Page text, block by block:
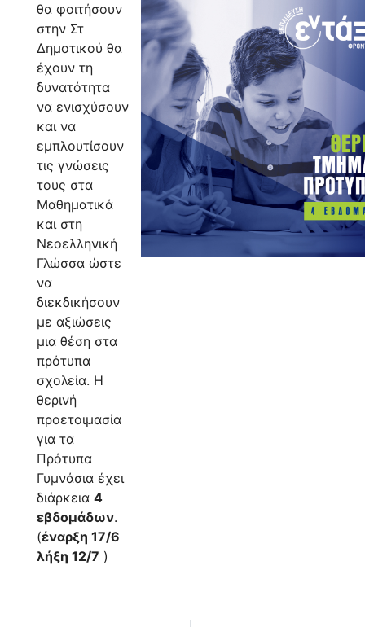
θα φοιτήσουν
στην Στ
Δημοτικού θα
έχουν τη
δυνατότητα
να ενισχύσουν
και να
εμπλουτίσουν
τις γνώσεις
τους στα
Μαθηματικά
και στη
Νεοελληνική
Γλώσσα ώστε
να
διεκδικήσουν
με αξιώσεις
μια θέση στα
πρότυπα
σχολεία. Η
θερινή
προετοιμασία
για τα
Πρότυπα
Γυμνάσια έχει
διάρκεια 4
εβδομάδων.
(έναρξη 17/6
λήξη 12/7 )